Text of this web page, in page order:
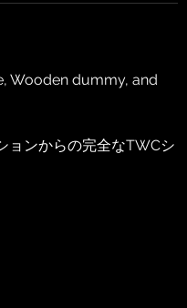
Wooden dummy, and
ョンからの完全なTWCシ